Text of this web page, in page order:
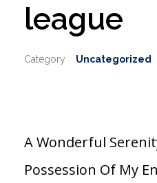
league
Uncategorized
A Wonderful
Possession Of My